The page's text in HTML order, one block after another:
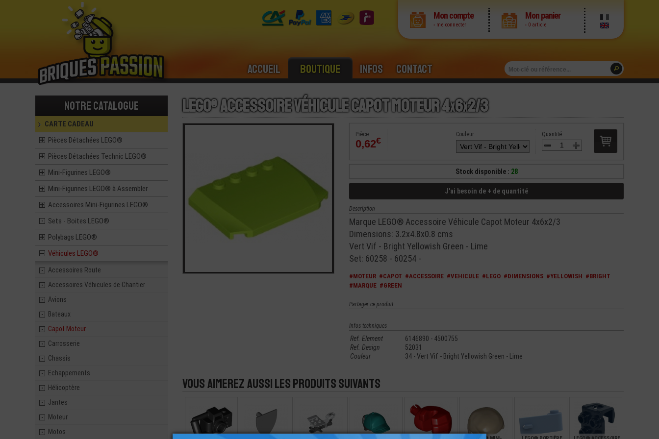
Mon compte
› me connecter
Mon panier
› 0 article
Accueil Boutique Infos Contact
Notre catalogue
CARTE CADEAU
Pièces Détachées LEGO®
Pièces Détachées Technic LEGO®
Mini-Figurines LEGO®
Mini-Figurines LEGO® à Assembler
Accessoires Mini-Figurines LEGO®
Sets - Boites LEGO®
Polybags LEGO®
Véhicules LEGO®
Accessoires Route
Accessoires Véhicules de Chantier
Avions
Bateaux
Capot Moteur
Carrosserie
Chassis
Echappements
Hélicoptère
Jantes
Moteur
Motos
LEGO® Accessoire Véhicule Capot Moteur 4x6x2/3
Pièce
0,62€
Quantité
Couleur
Stock disponible : 28
J'ai besoin de + de quantité
Description
Marque LEGO® Accessoire Véhicule Capot Moteur 4x6x2/3
Dimensions: 3.2x4.8x0.8 cms
Vert Vif - Bright Yellowish Green - Lime
Set: 60258 - 60254 -
#MOTEUR #CAPOT #ACCESSOIRE #VEHICULE #LEGO #DIMENSIONS #YELLOWISH #BRIGHT
#MARQUE #GREEN
Partager ce produit
Infos techniques
Ref. Element
6146890 - 4500755
Ref. Design
52031
Couleur
34 - Vert Vif - Bright Yellowish Green - Lime
Vous aimerez aussi les produits suivants